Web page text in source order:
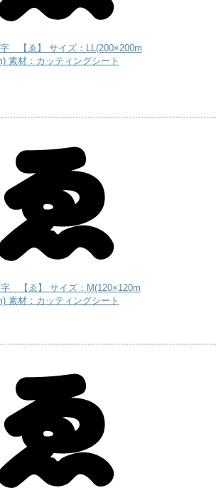
【ゑ】 サイズ：LL(200×200m
素材：カッティングシート
【ゑ】 サイズ：M(120×120m
素材：カッティングシート